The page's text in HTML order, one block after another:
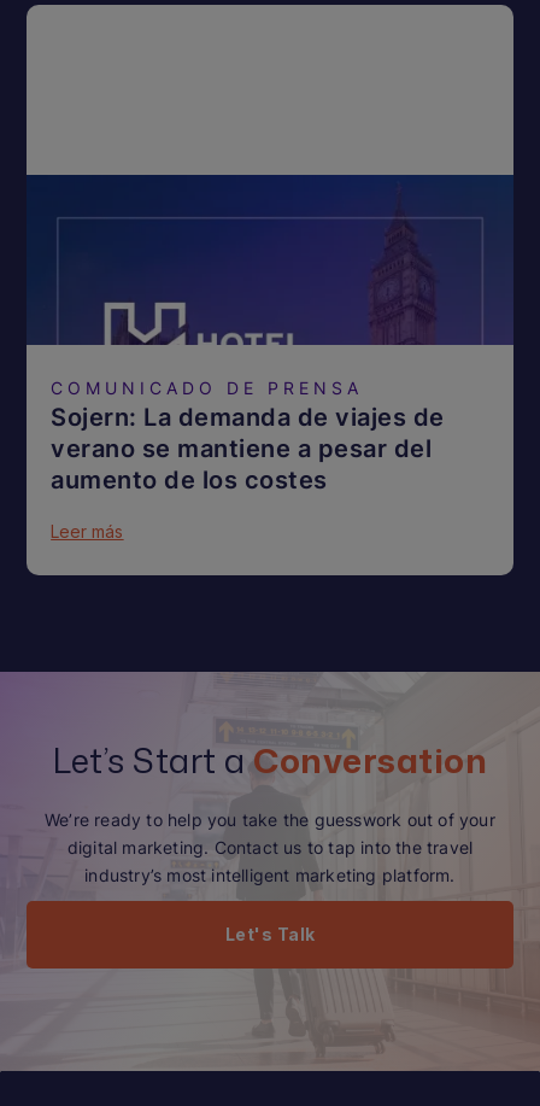
COMUNICADO DE PRENSA
Sojern: La demanda de viajes de
verano se mantiene a pesar del
aumento de los costes
Leer más
Let’s Start a Conversation
We’re ready to help you take the guesswork out of your
digital marketing. Contact us to tap into the travel
industry’s most intelligent marketing platform.
Let's Talk